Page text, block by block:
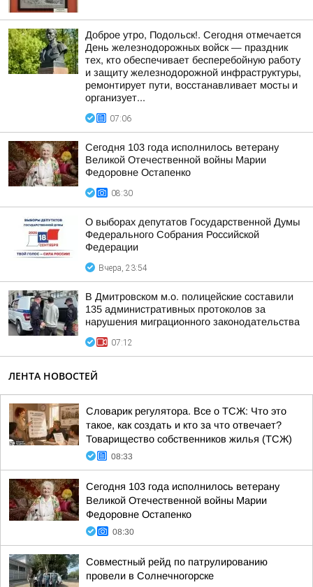
Доброе утро, Подольск!. Сегодня отмечается
День железнодорожных войск — праздник
тех, кто обеспечивает бесперебойную работу
и защиту железнодорожной инфраструктуры,
ремонтирует пути, восстанавливает мосты и
организует...
07:06
Сегодня 103 года исполнилось ветерану
Великой Отечественной войны Марии
Федоровне Остапенко
08:30
О выборах депутатов Государственной Думы
Федерального Собрания Российской
Федерации
Вчера, 23:54
В Дмитровском м.о. полицейские составили
135 административных протоколов за
нарушения миграционного законодательства
07:12
ЛЕНТА НОВОСТЕЙ
Словарик регулятора. Все о ТСЖ: Что это
такое, как создать и кто за что отвечает?
Товарищество собственников жилья (ТСЖ)
08:33
Сегодня 103 года исполнилось ветерану
Великой Отечественной войны Марии
Федоровне Остапенко
08:30
Совместный рейд по патрулированию
провели в Солнечногорске